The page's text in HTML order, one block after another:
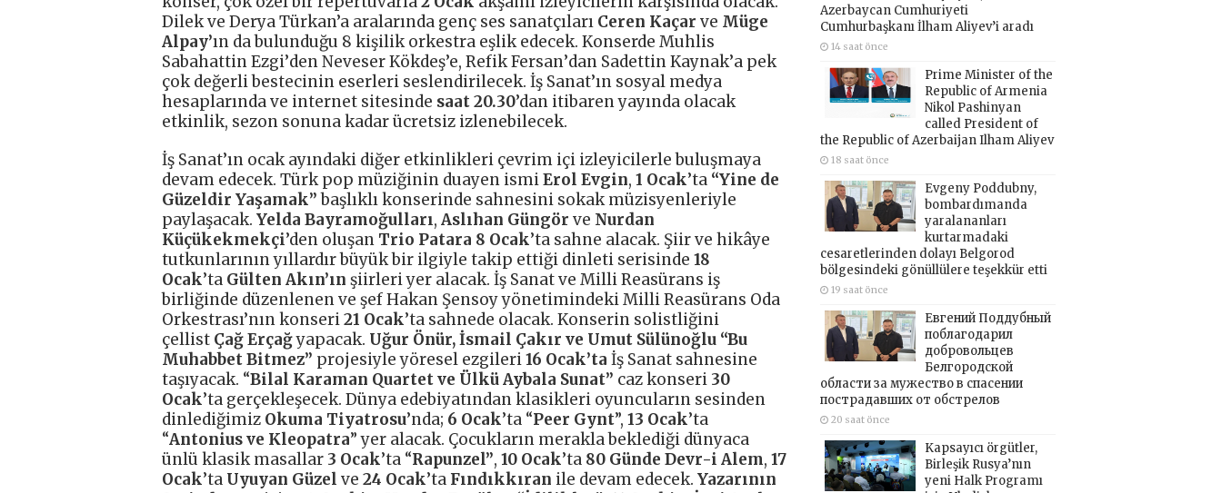
Dilek ve Derya Türkan’a aralarında genç ses sanatçıları Ceren Kaçar ve Müge
Alpay’ın da bulunduğu 8 kişilik orkestra eşlik edecek. Konserde Muhlis
Sabahattin Ezgi’den Neveser Kökdeş’e, Refik Fersan’dan Sadettin Kaynak’a pek
çok değerli bestecinin eserleri seslendirilecek. İş Sanat’ın sosyal medya
hesaplarında ve internet sitesinde saat 20.30’dan itibaren yayında olacak
etkinlik, sezon sonuna kadar ücretsiz izlenebilecek.
İş Sanat’ın ocak ayındaki diğer etkinlikleri çevrim içi izleyicilerle buluşmaya
devam edecek. Türk pop müziğinin duayen ismiErol Evgin, 1 Ocak’ta “Yine de
Güzeldir Yaşamak”başlıklı konserinde sahnesini sokak müzisyenleriyle
paylaşacak. Yelda Bayramoğulları, Aslıhan Güngör ve Nurdan
Küçükekmekçi’den oluşan Trio Patara 8 Ocak’ta sahne alacak. Şiir ve hikâye
tutkunlarının yıllardır büyük bir ilgiyle takip ettiği dinleti serisinde 18
Ocak’ta Gülten Akın’ın şiirleri yer alacak. İş Sanat ve Milli Reasürans iş
birliğinde düzenlenen ve şef Hakan Şensoy yönetimindeki Milli Reasürans Oda
Orkestrası’nın konseri21 Ocak’ta sahnede olacak. Konserin solistliğini
çellist Çağ Erçağyapacak. Uğur Önür, İsmail Çakır ve Umut Sülünoğlu “Bu
Muhabbet Bitmez” projesiyle yöresel ezgileri16 Ocak’ta İş Sanat sahnesine
taşıyacak. “Bilal Karaman Quartet ve Ülkü Aybala Sunat” caz konseri 30
Ocak’ta gerçekleşecek. Dünya edebiyatından klasikleri oyuncuların sesinden
dinlediğimiz Okuma Tiyatrosu’nda; 6 Ocak’ta “Peer Gynt”, 13 Ocak’ta
“Antonius ve Kleopatra” yer alacak. Çocukların merakla beklediği dünyaca
ünlü klasik masallar 3 Ocak’ta “Rapunzel”, 10 Ocak’ta 80 Günde Devr-i Alem, 17
Ocak’ta Uyuyan Güzel ve 24 Ocak’ta Fındıkkıran ile devam edecek. Yazarının
Azerbaycan Cumhuriyeti
Cumhurbaşkanı İlham Aliyev’i aradı
14 saat önce
Prime Minister of the
Republic of Armenia
Nikol Pashinyan
called President of
the Republic of Azerbaijan Ilham Aliyev
18 saat önce
Evgeny Poddubny,
bombardımanda
yaralananları
kurtarmadaki
cesaretlerinden dolayı Belgorod
bölgesindeki gönüllülere teşekkür etti
19 saat önce
Евгений Поддубный
поблагодарил
добровольцев
Белгородской
области за мужество в спасении
пострадавших от обстрелов
20 saat önce
Kapsayıcı örgütler,
Birleşik Rusya’nın
yeni Halk Programı